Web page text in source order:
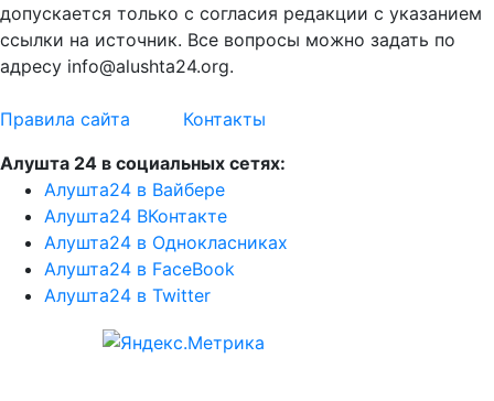
допускается только с согласия редакции с указанием
ссылки на источник. Все вопросы можно задать по
адресу info@alushta24.org.
Правила сайта
Контакты
Алушта 24 в социальных сетях:
Алушта24 в Вайбере
Алушта24 ВКонтакте
Алушта24 в Однокласниках
Алушта24 в FaceBook
Алушта24 в Twitter